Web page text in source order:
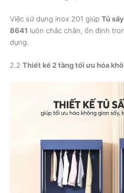
Việc sử dụng inox 201 giúp Tủ
8641 luôn chắc chắn, ổn định
dụng.
2.2 Thiết kế 2 tầng tối ưu hóa